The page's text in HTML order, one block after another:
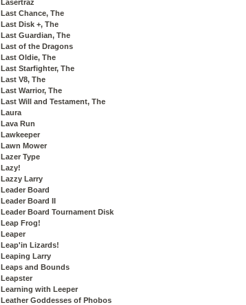
Lasertraz
Last Chance, The
Last Disk +, The
Last Guardian, The
Last of the Dragons
Last Oldie, The
Last Starfighter, The
Last V8, The
Last Warrior, The
Last Will and Testament, The
Laura
Lava Run
Lawkeeper
Lawn Mower
Lazer Type
Lazy!
Lazzy Larry
Leader Board
Leader Board II
Leader Board Tournament Disk
Leap Frog!
Leaper
Leap'in Lizards!
Leaping Larry
Leaps and Bounds
Leapster
Learning with Leeper
Leather Goddesses of Phobos